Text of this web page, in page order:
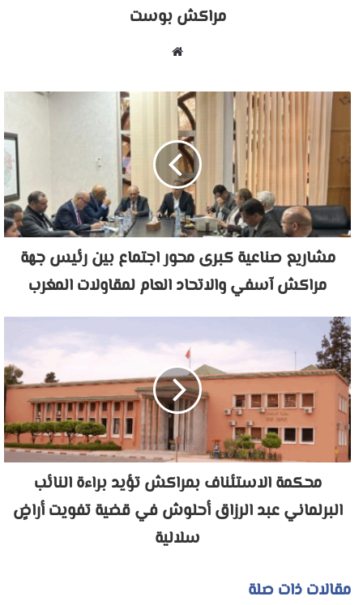
مراكش بوست
مشاريع صناعية كبرى محور اجتماع بين رئيس جهة
مراكش آسفي والاتحاد العام لمقاولات المغرب
محكمة الاستئناف بمراكش تؤيد براءة النائب
البرلماني عبد الرزاق أحلوش في قضية تفويت أراضٍ
سلالية
مقالات ذات صلة